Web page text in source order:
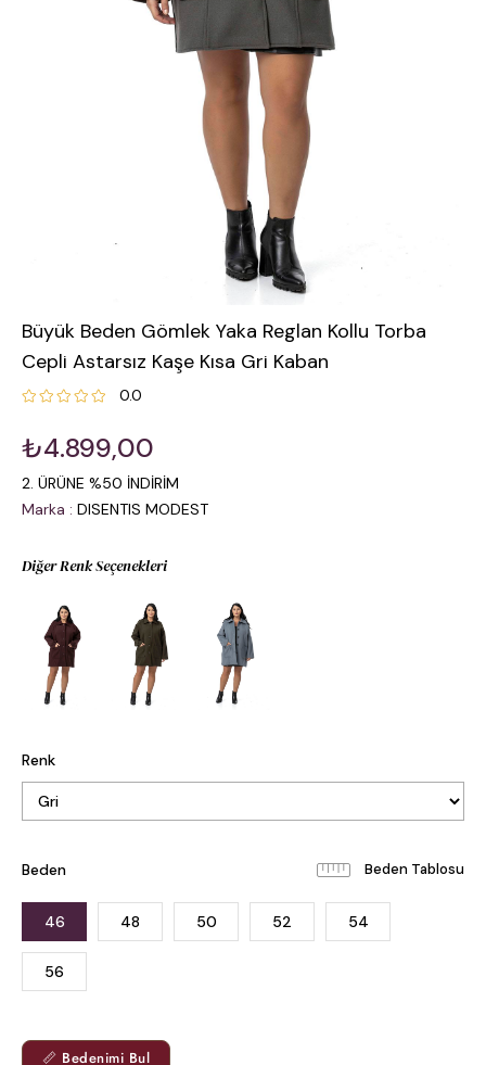
Büyük Beden Gömlek Yaka Reglan Kollu Torba
Cepli Astarsız Kaşe Kısa Gri Kaban
0.0
₺4.899,00
2. ÜRÜNE %50 İNDİRİM
Marka : DISENTIS MODEST
Diğer Renk Seçenekleri
Renk
Beden Beden Tablosu
46 48 50 52 54
56
📏 Bedenimi Bul